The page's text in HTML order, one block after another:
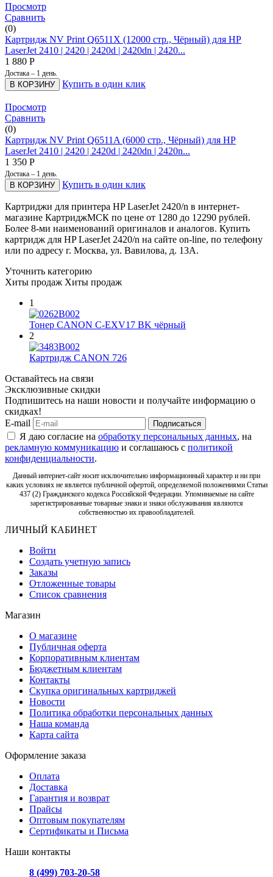
Просмотр
Сравнить
(0)
Картридж NV Print Q6511X (12000 стр., Чёрный) для HP
LaserJet 2410 | 2420 | 2420d | 2420dn | 2420...
1 880 Р
Достака – 1 день.
В КОРЗИНУ Купить в один клик
Просмотр
Сравнить
(0)
Картридж NV Print Q6511A (6000 стр., Чёрный) для HP
LaserJet 2410 | 2420 | 2420d | 2420dn | 2420n...
1 350 Р
Достака – 1 день.
В КОРЗИНУ Купить в один клик
Картриджи для принтера HP LaserJet 2420/n в интернет-
магазине КартриджМСК по цене от 1280 до 12290 рублей.
Более 8-ми наименований оригиналов и аналогов. Купить
картридж для HP LaserJet 2420/n на сайте on-line, по телефону
или по адресу г. Москва, ул. Вавилова, д. 13А.
Уточнить категорию
Хиты продаж Хиты продаж
1
Тонер CANON C-EXV17 BK чёрный
2
Картридж CANON 726
Оставайтесь на связи
Эксклюзивные скидки
Подпишитесь на наши новости и получайте информацию о
скидках!
E-mail
Подписаться
Я даю согласие на обработку персональных данных, на
рекламную коммуникацию и соглашаюсь с политикой
конфиденциальности.
Данный интернет-сайт носит исключительно информационный характер и ни при
каких условиях не является публичной офертой, определяемой положениями Статьи
437 (2) Гражданского кодекса Российской Федерации. Упоминаемые на сайте
зарегистрированные товарные знаки и знаки обслуживания являются
собственностью их правообладателей.
ЛИЧНЫЙ КАБИНЕТ
Войти
Создать учетную запись
Заказы
Отложенные товары
Список сравнения
Магазин
О магазине
Публичная оферта
Корпоративным клиентам
Бюджетным клиентам
Контакты
Скупка оригинальных картриджей
Новости
Политика обработки персональных данных
Наша команда
Карта сайта
Оформление заказа
Оплата
Доставка
Гарантия и возврат
Прайсы
Оптовым покупателям
Сертификаты и Письма
Наши контакты
8 (499) 703-20-58